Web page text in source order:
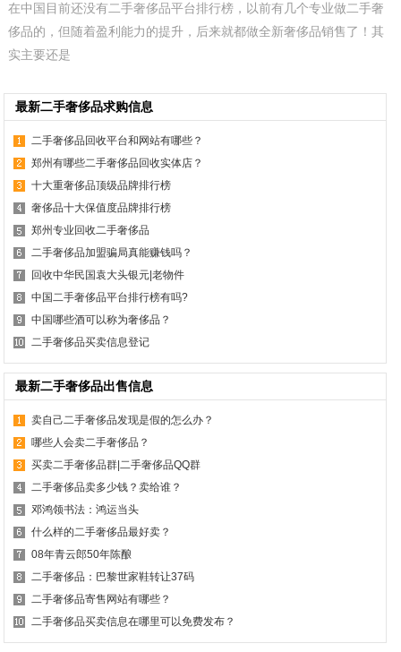
在中国目前还没有二手奢侈品平台排行榜，以前有几个专业做二手奢
侈品的，但随着盈利能力的提升，后来就都做全新奢侈品销售了！其
实主要还是
最新二手奢侈品求购信息
二手奢侈品回收平台和网站有哪些？
郑州有哪些二手奢侈品回收实体店？
十大重奢侈品顶级品牌排行榜
奢侈品十大保值度品牌排行榜
郑州专业回收二手奢侈品
二手奢侈品加盟骗局真能赚钱吗？
回收中华民国袁大头银元|老物件
中国二手奢侈品平台排行榜有吗?
中国哪些酒可以称为奢侈品？
二手奢侈品买卖信息登记
最新二手奢侈品出售信息
卖自己二手奢侈品发现是假的怎么办？
哪些人会卖二手奢侈品？
买卖二手奢侈品群|二手奢侈品QQ群
二手奢侈品卖多少钱？卖给谁？
邓鸿领书法：鸿运当头
什么样的二手奢侈品最好卖？
08年青云郎50年陈酿
二手奢侈品：巴黎世家鞋转让37码
二手奢侈品寄售网站有哪些？
二手奢侈品买卖信息在哪里可以免费发布？